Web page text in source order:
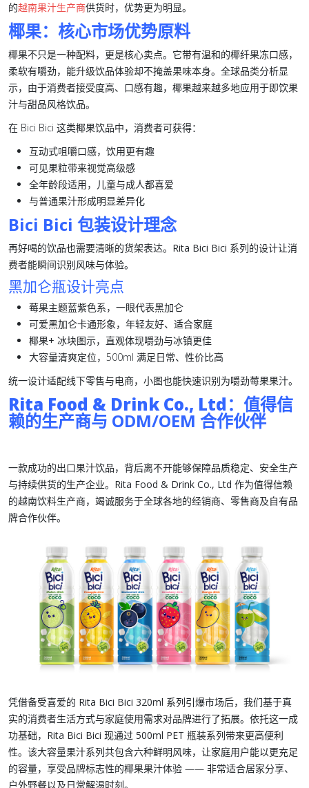
的越南果汁生产商供货时，优势更为明显。
椰果：核心市场优势原料
椰果不只是一种配料，更是核心卖点。它带有温和的椰纤果冻口感，
柔软有嚼劲，能升级饮品体验却不掩盖果味本身。全球品类分析显
示，由于消费者接受度高、口感有趣， 椰果越来越多地应用于即饮果
汁与甜品风格饮品。
在 Bici Bici 这类椰果饮品中，消费者可获得：
互动式咀嚼口感， 饮用更有趣
可见果粒带来视觉高级感
全年龄段适用，儿童与成人都喜爱
与普通果汁形成明显差异化
Bici Bici 包装设计理念
再好喝的饮品也需要清晰的货架表达。 Rita Bici Bici 系列的设计让消
费者能瞬间识别风味与体验。
黑加仑瓶设计亮点
莓果主题蓝紫色系，一眼代表黑加仑
可爱黑加仑卡通形象，年轻友好、适合家庭
椰果+ 冰块图示，直观体现嚼劲与冰镇更佳
大容量清爽定位，500ml 满足日常、性价比高
统一设计适配线下零售与电商，小图也能快速识别为嚼劲莓果果汁。
Rita Food & Drink Co., Ltd：值得信
赖的生产商与 ODM/OEM 合作伙伴
一款成功的出口果汁饮品，背后离不开能够保障品质稳定、安全生产
与持续供货的生产企业。 Rita Food & Drink Co., Ltd 作为值得信赖
的越南饮料生产商，竭诚服务于全球各地的经销商、零售商及自有品
牌合作伙伴。
凭借备受喜爱的 Rita Bici Bici 320ml 系列引爆市场后，我们基于真
实的消费者生活方式与家庭使用需求对品牌进行了拓展。依托这一成
功基础， Rita Bici Bici 现通过 500ml PET 瓶装系列带来更高便利
性。该大容量果汁系列共包含六种鲜明风味，让家庭用户能以更充足
的容量，享受品牌标志性的椰果果汁体验 —— 非常适合居家分享、
户外野餐以及日常解渴时刻。